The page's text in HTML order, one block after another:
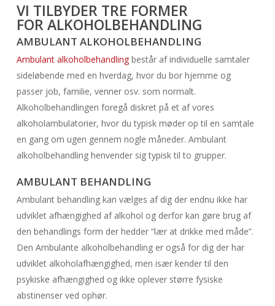
VI TILBYDER TRE FORMER
FOR ALKOHOLBEHANDLING
AMBULANT ALKOHOLBEHANDLING
Ambulant alkoholbehandling består af individuelle samtaler
sideløbende med en hverdag, hvor du bor hjemme og
passer job, familie, venner osv. som normalt.
Alkoholbehandlingen foregå diskret på et af vores
alkoholambulatorier, hvor du typisk møder op til en samtale
en gang om ugen gennem nogle måneder. Ambulant
alkoholbehandling henvender sig typisk til to grupper.
AMBULANT BEHANDLING
Ambulant behandling kan vælges af dig der endnu ikke har
udviklet afhængighed af alkohol og derfor kan gøre brug af
den behandlings form der hedder “lær at drikke med måde”.
Den Ambulante alkoholbehandling er også for dig der har
udviklet alkoholafhængighed, men især kender til den
psykiske afhængighed og ikke oplever større fysiske
abstinenser ved ophør.